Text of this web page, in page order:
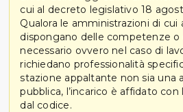
cui al decreto legislativo 18
Qualora le amministrazioni di
dispongano delle competenze o
necessario ovvero nel caso di
richiedano professionalità
stazione appaltante non sia una
pubblica, l’incarico è affidato
dal codice.